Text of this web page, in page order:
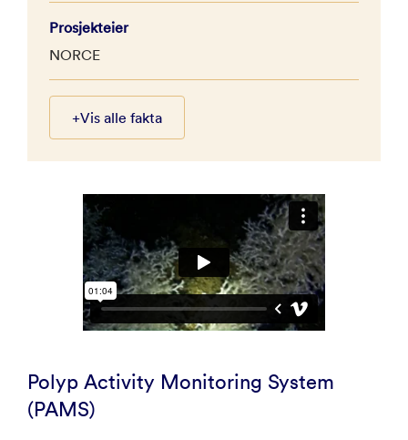
Prosjekteier
NORCE
+Vis alle fakta
Polyp Activity Monitoring System
(PAMS)